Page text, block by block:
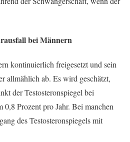
bei Männern
kontinuierlich freigesetzt und sein
allmählich ab. Es wird geschätzt,
der Testosteronspiegel bei
0,8 Prozent pro Jahr. Bei manchen
des Testosteronspiegels mit